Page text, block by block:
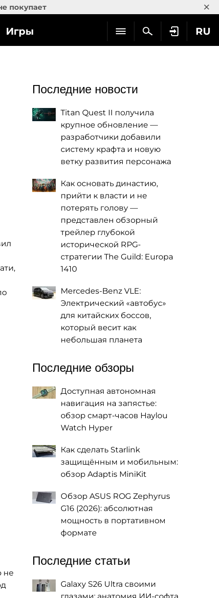
покупает ×
RU
Игры
не
Последние новости
Titan Quest II получила
крупное обновление —
разработчики добавили
систему крафта и новую
ветку развития персонажа
Как основать династию,
прийти к власти и не
потерять голову —
представлен обзорный
трейлер глубокой
исторической RPG-
стратегии The Guild: Europa
1410
Mercedes-Benz VLE:
Электрический «автобус»
для китайских боссов,
который весит как
небольшая планета
Последние обзоры
Доступная автономная
навигация на запястье:
обзор смарт-часов Haylou
Watch Hyper
Как сделать Starlink
защищённым и мобильным:
обзор Adaptis MiniKit
Обзор ASUS ROG Zephyrus
G16 (2026): абсолютная
мощность в портативном
формате
Последние статьи
Galaxy S26 Ultra своими